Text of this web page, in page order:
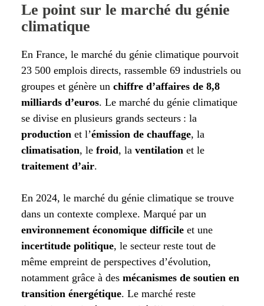
Le point sur le marché du génie
climatique
En France, le marché du génie climatique pourvoit
23 500 emplois directs, rassemble 69 industriels ou
groupes et génère un chiffre d’affaires de 8,8
milliards d’euros. Le marché du génie climatique
se divise en plusieurs grands secteurs : la
production et l’émission de chauffage, la
climatisation, le froid, la ventilation et le
traitement d’air.
En 2024, le marché du génie climatique se trouve
dans un contexte complexe. Marqué par un
environnement économique difficileet une
incertitude politique, le secteur reste tout de
même empreint de perspectives d’évolution,
notamment grâce à des mécanismes de soutien en
transition énergétique. Le marché reste